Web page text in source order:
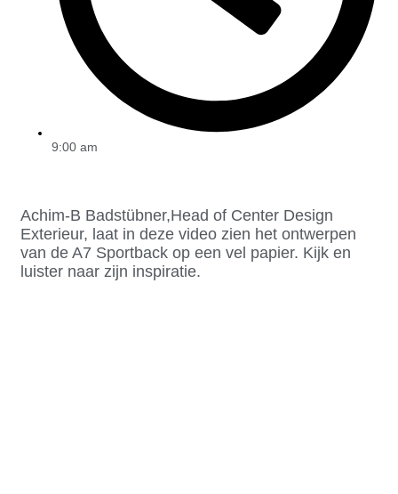
9:00 am
Achim-B Badstübner,Head of Center Design
Exterieur, laat in deze video zien het ontwerpen
van de A7 Sportback op een vel papier. Kijk en
luister naar zijn inspiratie.